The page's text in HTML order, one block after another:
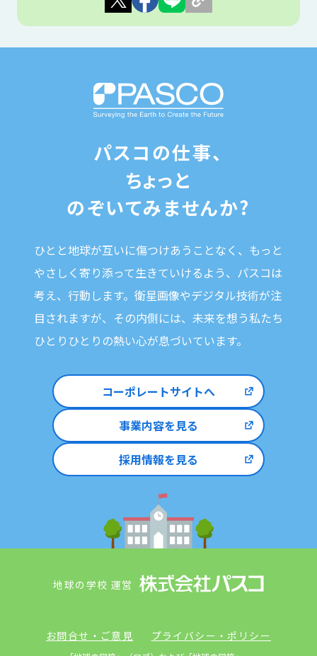
パスコの仕事、
ちょっと
のぞいてみませんか?
ひとと地球が互いに傷つけあうことなく、 もっと
やさしく寄り添って生きていけるよう、パスコは
考え、行動します。 衛星画像やデジタル技術が注
目されますが、 その内側には、未来を想う私たち
ひとりひとりの熱い心が息づいています。
コーポレートサイトへ
事業内容を見る
採用情報を見る
地球の学校 運営
お問合せ・ご意見 プライバシー・ポリシー